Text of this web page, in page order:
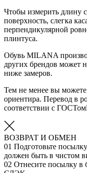
Чтобы измерить длину
поверхность, слегка
перпендикулярной
плинтуса.
Обувь MILANA
других брендов может
ниже замеров.
Тем не менее вы можете
ориентира. Перевод в
соответствии с
ВОЗВРАТ И ОБМЕН
01 Подготовьте
должен быть в чистом
02 Отнесите посылку в